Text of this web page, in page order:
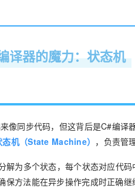
译器的魔力：状态机
像同步代码，但这背后是C#编译
态机（State Machine） ，负责管
解为多个状态，每个状态对应代
方法能在异步操作完成时正确继